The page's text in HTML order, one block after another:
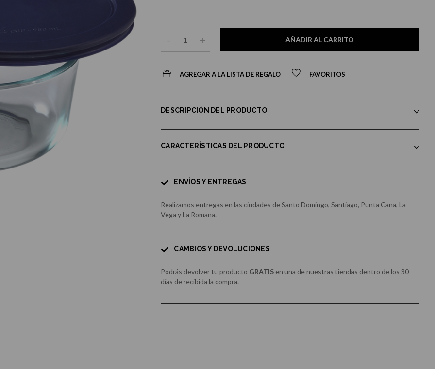
- + AÑADIR AL CARRITO
AGREGAR A LA LISTA DE REGALO FAVORITOS
DESCRIPCIÓN DEL PRODUCTO
CARACTERÍSTICAS DEL PRODUCTO
ENVÍOS Y ENTREGAS
Realizamos entregas en las ciudades de Santo Domingo, Santiago, Punta Cana, La
Vega y La Romana.
CAMBIOS Y DEVOLUCIONES
Podrás devolver tu producto GRATIS en una de nuestras tiendas dentro de los 30
días de recibida la compra.